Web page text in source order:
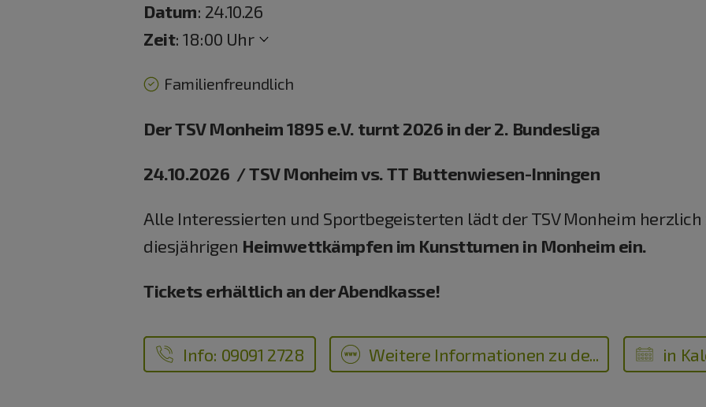
Datum: 24.10.26
Zeit:18:00 Uhr
Familienfreundlich
Der TSV Monheim 1895 e.V. turnt 2026 in der 2. Bundesliga
24.10.2026 / TSV Monheim vs. TT Buttenwiesen-Inningen
Alle Interessierten und Sportbegeisterten lädt der TSV Monheim herzlich
diesjährigen Heimwettkämpfen im Kunstturnen in Monheim ein.
Tickets erhältlich an der Abendkasse!
Info: 09091 2728 Weitere Informationen zu de... in